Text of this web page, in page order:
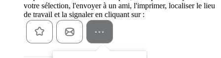
votre sélection, l'envoyer à un ami, l'imprimer, localiser le lieu
de travail et la signaler en cliquant sur :